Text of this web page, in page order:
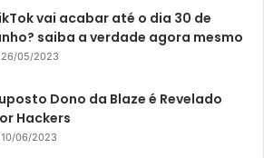
por exemplo, cascas de árvores e
morta ajuda na retenção da
crescimento das
caseiros mais simples que
totalmente capaz de deixar o jardim
vai acabar até o dia 30 de
saiba a verdade agora mesmo
26/05/2023
Dono da Blaze é Revelado
Hackers
10/06/2023